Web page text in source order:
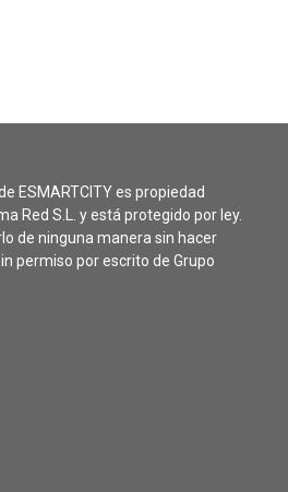
ESMARTCITY es propiedad
Red S.L. y está protegido por ley.
de ninguna manera sin hacer
permiso por escrito de Grupo